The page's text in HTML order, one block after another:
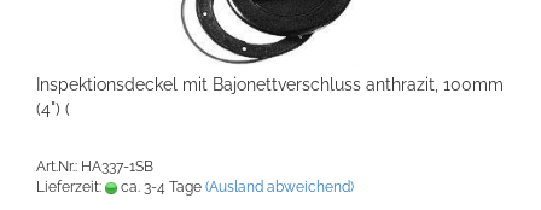
Inspektionsdeckel mit Bajonettverschluss anthrazit, 100mm
(4") (
Art.Nr.: HA337-1SB
Lieferzeit:
ca. 3-4 Tage (Ausland abweichend)